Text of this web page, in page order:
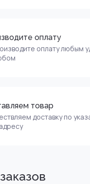
оплату
оплату любым
товар
доставку по